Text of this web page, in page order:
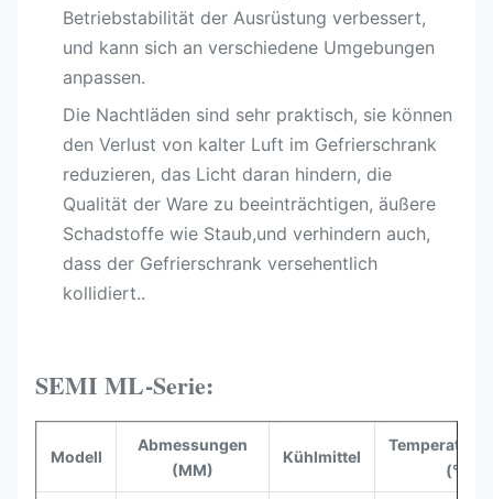
Betriebstabilität der Ausrüstung verbessert,
und kann sich an verschiedene Umgebungen
anpassen.
Die Nachtläden sind sehr praktisch, sie können
den Verlust von kalter Luft im Gefrierschrank
reduzieren, das Licht daran hindern, die
Qualität der Ware zu beeinträchtigen, äußere
Schadstoffe wie Staub,und verhindern auch,
dass der Gefrierschrank versehentlich
kollidiert..
SEMI ML-Serie:
Modell
Abmessungen
(MM)
Kühlmittel
(°C)